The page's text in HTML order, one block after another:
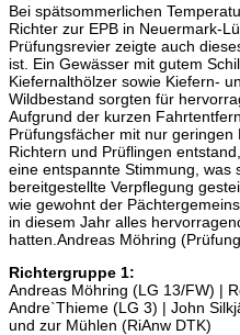
Bei spätsommerlichen
Richter zur EPB in Neuermark-
Prüfungsrevier zeigte auch
ist. Ein Gewässer mit gutem
Kiefernalthölzer sowie Kiefern-
Wildbestand sorgten für
Aufgrund der kurzen
Prüfungsfächer mit nur
Richtern und Prüflingen
eine entspannte Stimmung, was
bereitgestellte Verpflegung
wie gewohnt der
in diesem Jahr alles
hatten.Andreas Möhring
Richtergruppe 1:
Andreas Möhring (LG 13/FW) |
Andre`Thieme (LG 3) | John
und zur Mühlen (RiAnw DTK)